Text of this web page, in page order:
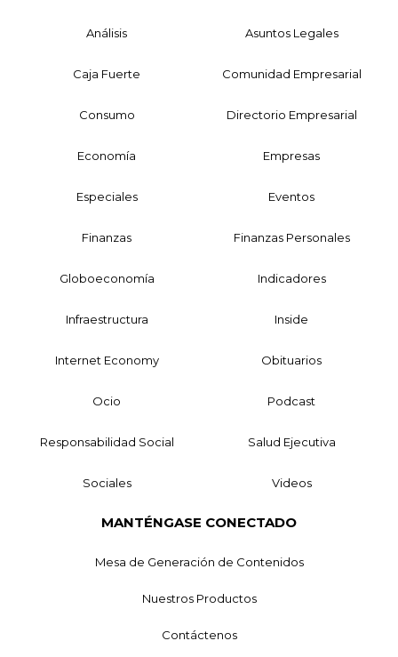
Análisis Asuntos Legales
Caja Fuerte Comunidad Empresarial
Consumo Directorio Empresarial
Economía Empresas
Especiales Eventos
Finanzas Finanzas Personales
Globoeconomía Indicadores
Infraestructura Inside
Internet Economy Obituarios
Ocio Podcast
Responsabilidad Social Salud Ejecutiva
Sociales Videos
MANTÉNGASE CONECTADO
Mesa de Generación de Contenidos
Nuestros Productos
Contáctenos